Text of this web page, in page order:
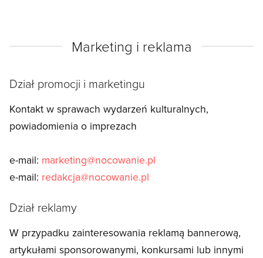
Marketing i reklama
Dział promocji i marketingu
Kontakt w sprawach wydarzeń kulturalnych,
powiadomienia o imprezach
e-mail: marketing@nocowanie.pl
e-mail: redakcja@nocowanie.pl
Dział reklamy
W przypadku zainteresowania reklamą bannerową,
artykułami sponsorowanymi, konkursami lub innymi